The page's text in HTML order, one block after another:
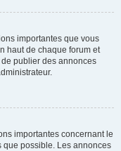
importantes que vous
haut de chaque forum et
publier des annonces
importantes concernant le
que possible. Les annonces